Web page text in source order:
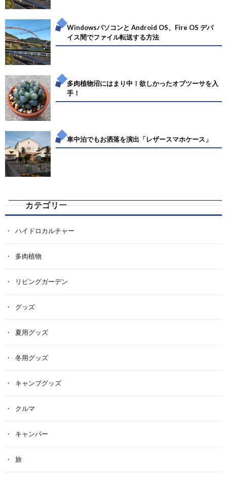
Windowsパソコンと Android OS、Fire OS デバ
イス間でファイル転送する方法
多肉植物沼にはまり中！欲しかったオブツーサを入
手！
車中泊でもお洒落を演出「レザースマホケース」
カテゴリー
ハイドロカルチャー
多肉植物
リビングガーデン
グッズ
夏用グッズ
冬用グッズ
キャンプグッズ
クルマ
キャンパー
旅